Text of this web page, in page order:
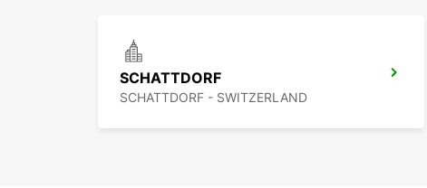
SCHATTDORF
SCHATTDORF - SWITZERLAND